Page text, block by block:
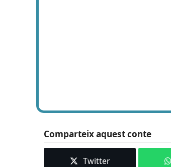
Comparteix aquest conte
Twitter